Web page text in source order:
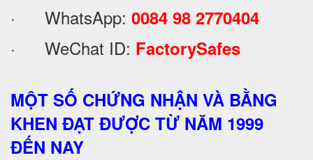
· WhatsApp: 0084 98 2770404
· WeChat ID: FactorySafes
MỘT SỐ CHỨNG NHẬN VÀ BẰNG
KHEN ĐẠT ĐƯỢC TỪ NĂM 1999
ĐẾN NAY